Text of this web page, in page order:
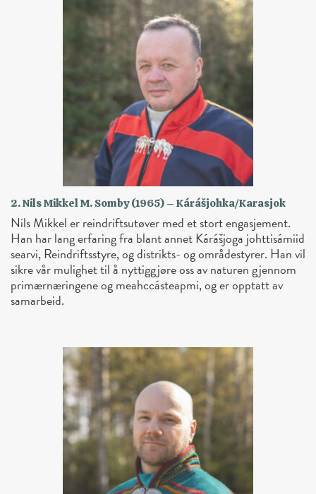
2. Nils Mikkel M. Somby (1965) – Kárášjohka/Karasjok
Nils Mikkel er reindriftsutøver med et stort engasjement.
Han har lang erfaring fra blant annet Kárášjoga johttisámiid
searvi, Reindriftsstyre, og distrikts- og områdestyrer. Han vil
sikre vår mulighet til å nyttiggjøre oss av naturen gjennom
primærnæringene og meahccásteapmi, og er opptatt av
samarbeid.